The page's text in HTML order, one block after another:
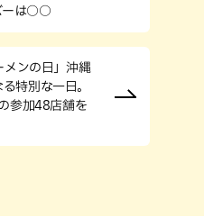
ーは○○
メンの日」沖縄
特別な一日。
参加48店舗を